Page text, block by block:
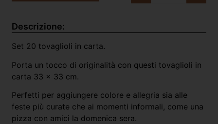
Descrizione:
Set 20 tovaglioli in carta.
Porta un tocco di originalità con questi tovaglioli in
carta 33 x 33 cm.
Perfetti per aggiungere colore e allegria sia alle
feste più curate che ai momenti informali, come una
pizza con amici la domenica sera.